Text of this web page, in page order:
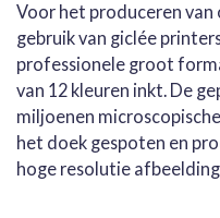
Voor het produceren van
gebruik van giclée
professionele groot
van 12 kleuren inkt. De
miljoenen
het doek gespoten en
hoge resolutie